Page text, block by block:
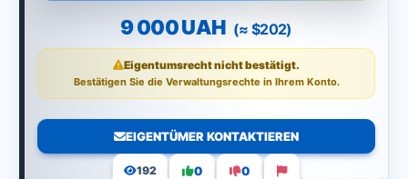
9 000 UAH (≈ $202)
Eigentumsrecht nicht bestätigt.
Bestätigen Sie die Verwaltungsrechte in Ihrem Konto.
EIGENTÜMER KONTAKTIEREN
192 0 0